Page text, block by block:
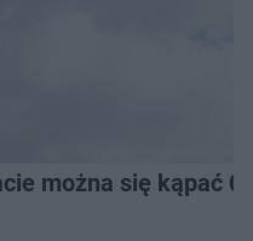
można się kąpać